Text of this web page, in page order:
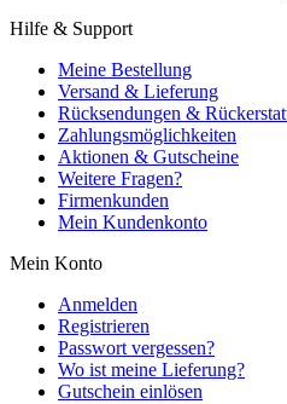
Hilfe & Support
Meine Bestellung
Versand & Lieferung
Rücksendungen &
Zahlungsmöglichkeiten
Aktionen & Gutscheine
Weitere Fragen?
Firmenkunden
Mein Kundenkonto
Mein Konto
Anmelden
Registrieren
Passwort vergessen?
Wo ist meine Lieferung?
Gutschein einlösen